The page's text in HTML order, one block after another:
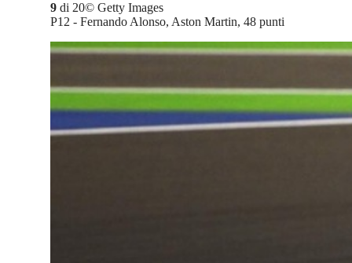
9 di 20© Getty Images
P12 - Fernando Alonso, Aston Martin, 48 punti